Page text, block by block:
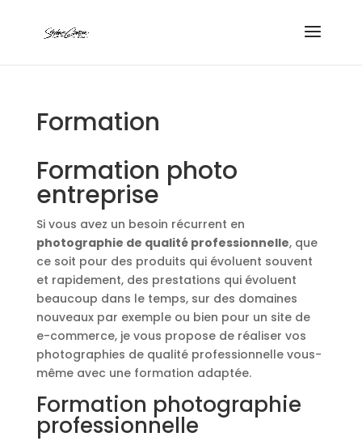
Formation
Formation photo
entreprise
Si vous avez un besoin récurrent en
photographie de qualité professionnelle, que
ce soit pour des produits qui évoluent souvent
et rapidement, des prestations qui évoluent
beaucoup dans le temps, sur des domaines
nouveaux par exemple ou bien pour un site de
e-commerce, je vous propose de réaliser vos
photographies de qualité professionnelle vous-
même avec une formation adaptée.
Formation photographie
professionnelle